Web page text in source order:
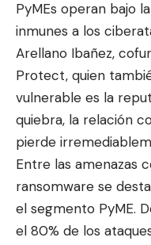
PyMEs operan bajo
inmunes a los
Arellano Ibañez,
Protect, quien
vulnerable es la
quiebra, la relación
pierde
Entre las amenazas
ransomware se
el segmento PyME.
el 80% de los